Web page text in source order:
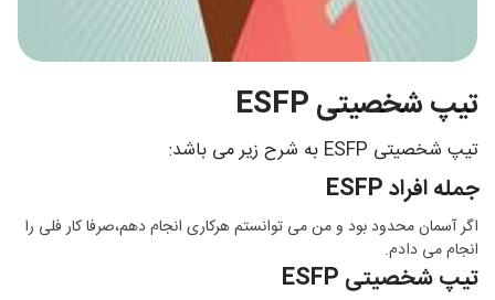
تیپ شخصیتی ESFP
تیپ شخصیتی به شرح زیر می باشد:
جمله افراد ESFP
اگر آسمان محدود بود و من می توانستم هرکاری انجام دهم،صرفا کار فلی را
انجام می دادم.
تیپ شخصیتی ESFP